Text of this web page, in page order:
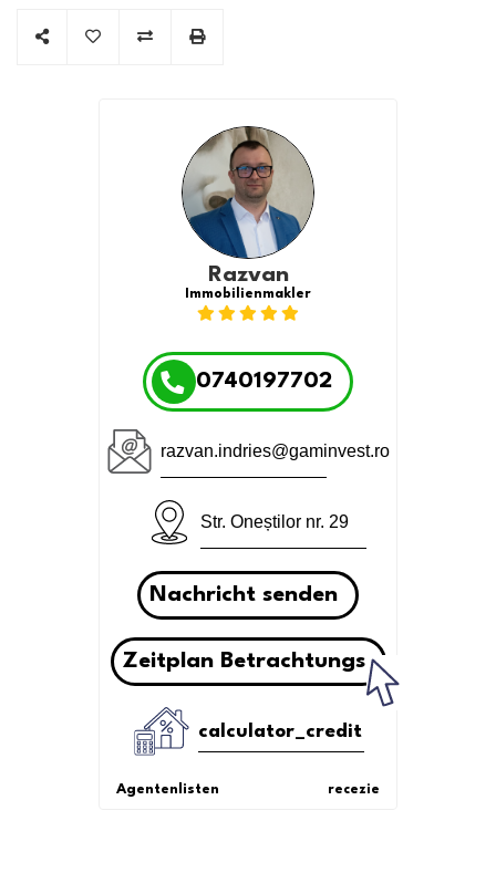
Razvan
Immobilienmakler
0740197702
razvan.indries@gaminvest.ro
Str. Oneștilor nr. 29
Nachricht senden
Zeitplan Betrachtungs
calculator_credit
Agentenlisten recezie